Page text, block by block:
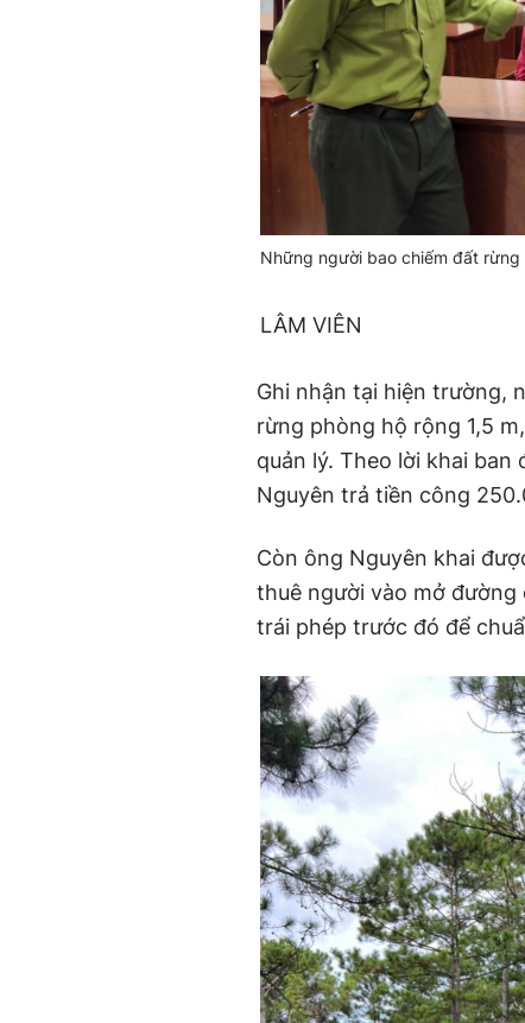
Những người bao chiếm đất
LÂM VIÊN
Ghi nhận tại hiện trường,
rừng phòng hộ rộng 1,5
quản lý. Theo lời khai ban
Nguyên trả tiền công
Còn ông Nguyên khai
thuê người vào mở đường
trái phép trước đó để